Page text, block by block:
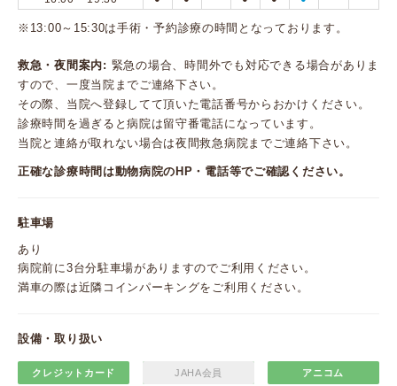
※13:00～15:30は手術・予約診療の時間となっております。
救急・夜間案内: 緊急の場合、時間外でも対応できる場合がありま
すので、一度当院までご連絡下さい。
その際、当院へ登録してて頂いた電話番号からおかけください。
診療時間を過ぎると病院は留守番電話になっています。
当院と連絡が取れない場合は夜間救急病院までご連絡下さい。
正確な診療時間は動物病院のHP・電話等でご確認ください。
駐車場
あり
病院前に3台分駐車場がありますのでご利用ください。
満車の際は近隣コインパーキングをご利用ください。
設備・取り扱い
クレジットカード JAHA会員 アニコム